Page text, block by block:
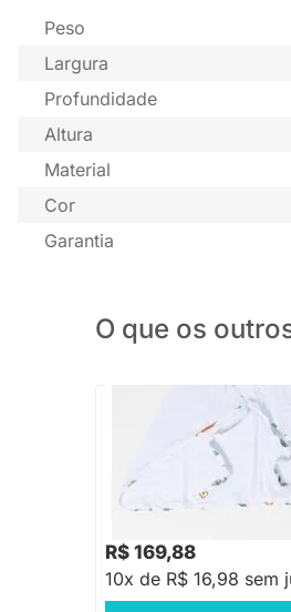
Peso
Largura
Profundidade
Altura
Material
Cor
Garantia
O que os
PRONTA
Toalha de Banho Avental
Estampado
R$ 169,88
10x de R$ 16,98 sem